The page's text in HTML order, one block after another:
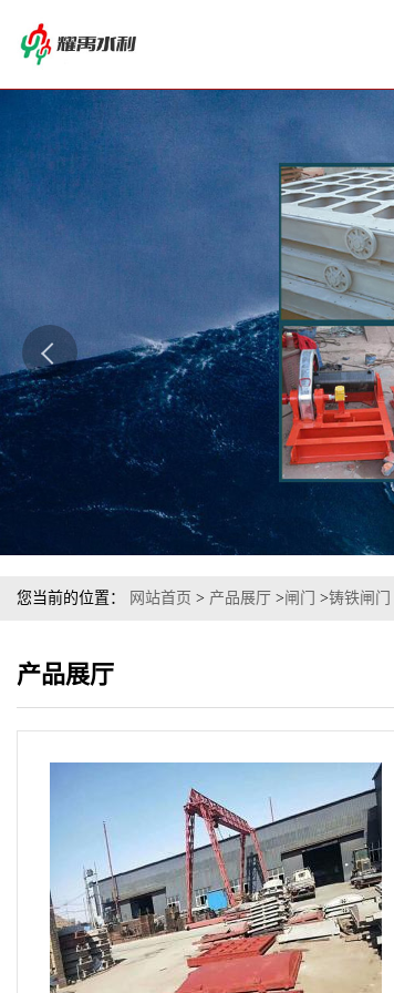
您当前的位置： 网站首页 > 产品展厅 >闸门 >铸铁闸门
产品展厅